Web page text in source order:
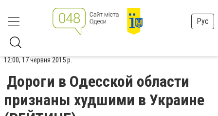
Рус
12:00, 17 червня 2015 р.
Дороги в Одесской области
признаны худшими в Украине